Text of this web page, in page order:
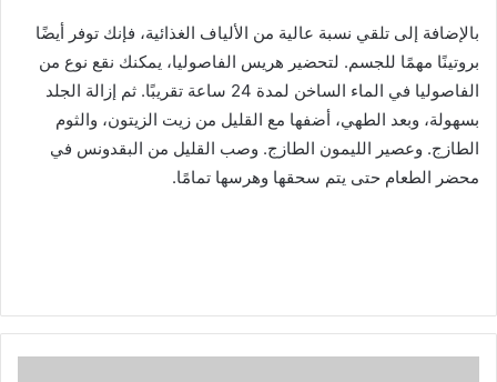
بالإضافة إلى تلقي نسبة عالية من الألياف الغذائية، فإنك توفر أيضًا
بروتينًا مهمًا للجسم. لتحضير هريس الفاصوليا، يمكنك نقع نوع من
الفاصوليا في الماء الساخن لمدة 24 ساعة تقريبًا. ثم إزالة الجلد
بسهولة، وبعد الطهي، أضفها مع القليل من زيت الزيتون، والثوم
الطازج. وعصير الليمون الطازج. وصب القليل من البقدونس في
محضر الطعام حتى يتم سحقها وهرسها تمامًا.